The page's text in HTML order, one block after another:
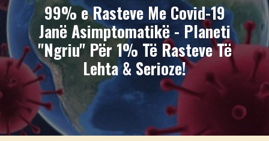
99% e Rasteve Me Covid-19
Janë Asimptomatikë - Planeti
"Ngriu" Për 1% Të Rasteve Të
Lehta & Serioze!